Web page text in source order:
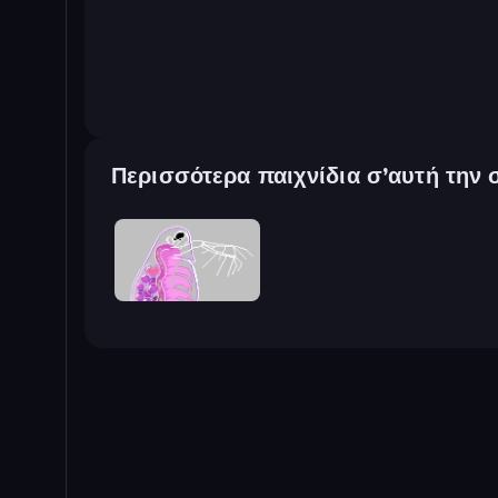
Περισσότερα παιχνίδια σ’αυτή την
Orb.Farm